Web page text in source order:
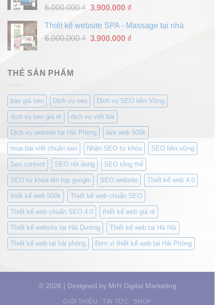
6.000.000₫ Giá
là:
6.000.000 ₫.
3.900.000 ₫Giá
tại
là:
Thiết kế website SPA - Massage tại nhà
6.000.000₫ Giá
3.900.000 ₫Giá
THẺ SẢN PHẨM
báo giá seo Dịch vụ seo Dịch vụ SEO bền Vững
dịch vụ seo giá rẻ dịch vụ viết bài
Dịch vụ website tại Hải Phòng làm web 500k
mua bài viết chuẩn seo Nhận SEO từ khóa SEO bền vững
Seo content SEO nội dung SEO tổng thể
SEO từ khóa lên top google SEO website Thiết kế web 4.0
thiết kế web 500k Thiết kế web chuẩn SEO
Thiết kế web chuẩn SEO 4.0 thiết kế web giá rẻ
Thiết kế website tại Hải Dương Thiết kế web tại Hà Nội
Thiết kế web tại hải phòng Đơn vị thiết kế web tại Hải Phòng
© 2026 | Designed by MrH Digital Marketing
GIỚI THIỆU TIN TỨC SHOP